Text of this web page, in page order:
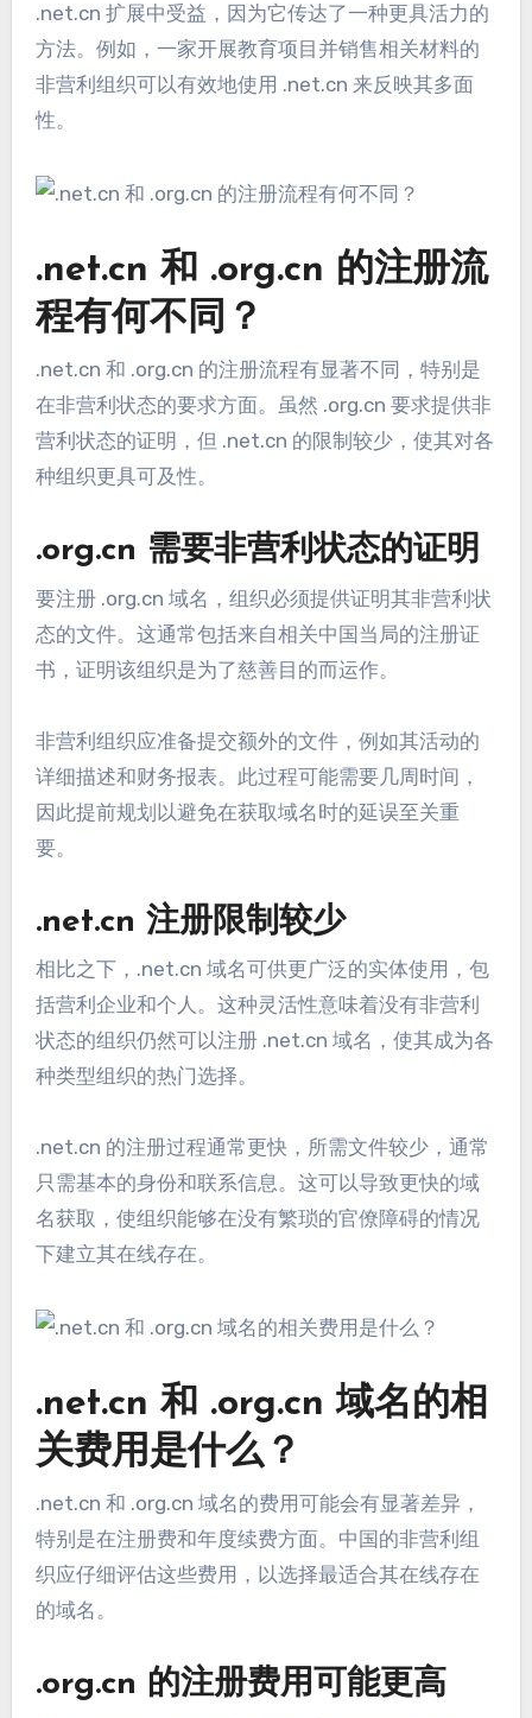
.net.cn 扩展中受益，因为它传达了一种更具活力的
方法。例如，一家开展教育项目并销售相关材料的
非营利组织可以有效地使用 .net.cn 来反映其多面
性。
.net.cn 和 .org.cn 的注册流
程有何不同？
.net.cn 和 .org.cn 的注册流程有显著不同，特别是
在非营利状态的要求方面。虽然 .org.cn 要求提供非
营利状态的证明，但 .net.cn 的限制较少，使其对各
种组织更具可及性。
.org.cn 需要非营利状态的证明
要注册 .org.cn 域名，组织必须提供证明其非营利状
态的文件。这通常包括来自相关中国当局的注册证
书，证明该组织是为了慈善目的而运作。
非营利组织应准备提交额外的文件，例如其活动的
详细描述和财务报表。此过程可能需要几周时间，
因此提前规划以避免在获取域名时的延误至关重
要。
.net.cn 注册限制较少
相比之下，.net.cn 域名可供更广泛的实体使用，包
括营利企业和个人。这种灵活性意味着没有非营利
状态的组织仍然可以注册 .net.cn 域名，使其成为各
种类型组织的热门选择。
.net.cn 的注册过程通常更快，所需文件较少，通常
只需基本的身份和联系信息。这可以导致更快的域
名获取，使组织能够在没有繁琐的官僚障碍的情况
下建立其在线存在。
.net.cn 和 .org.cn 域名的相
关费用是什么？
.net.cn 和 .org.cn 域名的费用可能会有显著差异，
特别是在注册费和年度续费方面。中国的非营利组
织应仔细评估这些费用，以选择最适合其在线存在
的域名。
.org.cn 的注册费用可能更高